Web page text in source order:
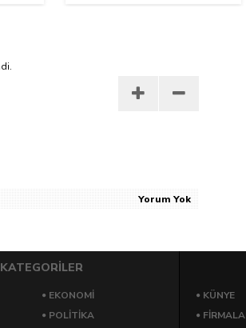
değerlendirme toplantısında konuştu
Yorum Yok
KATEGORİLER
EKONOMI
POLITIKA
KÜNYE